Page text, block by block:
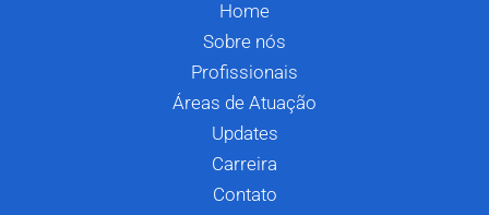
Home
Sobre nós
Profissionais
Áreas de Atuação
Updates
Carreira
Contato